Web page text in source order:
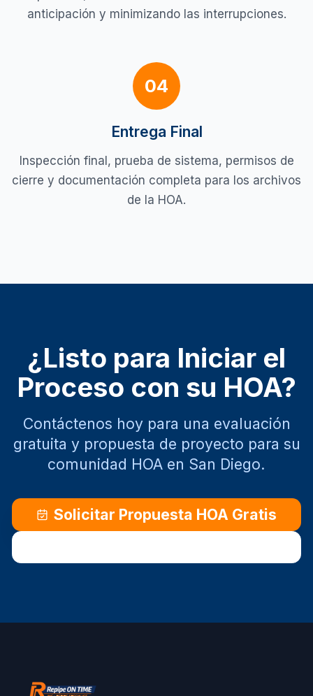
anticipación y minimizando las interrupciones.
04
Entrega Final
Inspección final, prueba de sistema, permisos de
cierre y documentación completa para los archivos
de la HOA.
¿Listo para Iniciar el
Proceso con su HOA?
Contáctenos hoy para una evaluación
gratuita y propuesta de proyecto para su
comunidad HOA en San Diego.
Solicitar Propuesta HOA Gratis